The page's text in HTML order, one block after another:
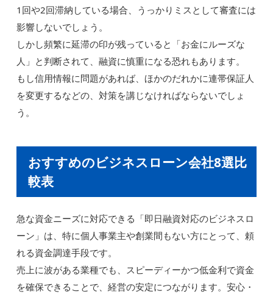
1回や2回滞納している場合、うっかりミスとして審査には
影響しないでしょう。
しかし頻繁に延滞の印が残っていると「お金にルーズな
人」と判断されて、融資に慎重になる恐れもあります。
もし信用情報に問題があれば、ほかのだれかに連帯保証人
を変更するなどの、対策を講じなければならないでしょ
う。
おすすめのビジネスローン会社8選比
較表
急な資金ニーズに対応できる「即日融資対応のビジネスロ
ーン」は、特に個人事業主や創業間もない方にとって、頼
れる資金調達手段です。
売上に波がある業種でも、スピーディーかつ低金利で資金
を確保できることで、経営の安定につながります。安心・